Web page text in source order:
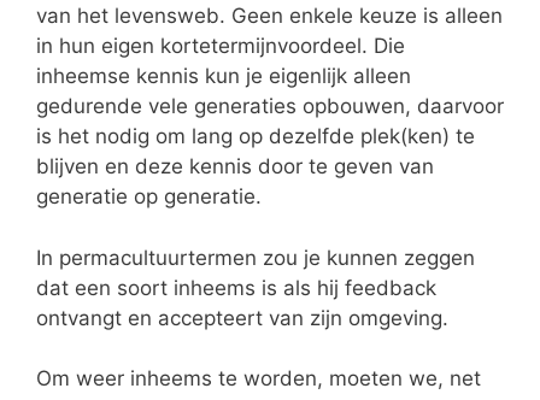
van het levensweb. Geen enkele keuze is alleen
in hun eigen kortetermijnvoordeel. Die
inheemse kennis kun je eigenlijk alleen
gedurende vele generaties opbouwen, daarvoor
is het nodig om lang op dezelfde plek(ken) te
blijven en deze kennis door te geven van
generatie op generatie.
In permacultuurtermen zou je kunnen zeggen
dat een soort inheems is als hij feedback
ontvangt en accepteert van zijn omgeving.
Om weer inheems te worden, moeten we, net